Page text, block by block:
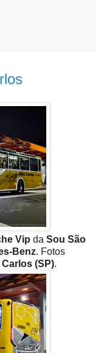
Vip da Sou São
Benz. Fotos
(SP).